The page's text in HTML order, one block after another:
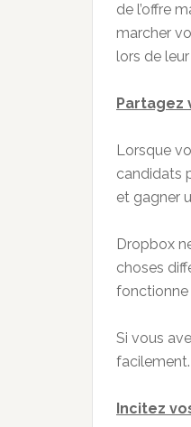
de l’offre
marcher
lors de
Partagez
Lorsque
candidats
et gagner
Dropbox
choses
fonctionne
Si vous
facilement.
Incitez